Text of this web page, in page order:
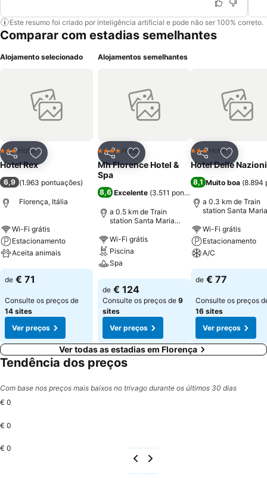
Este resumo foi criado por inteligência artificial e pode não ser 100% correto.
Comparar com estadias semelhantes
Alojamento selecionado
PartilharAdicionar aos favoritos
3 Estrelas
Hotel
Hotel Rex
6,9 (1.963 pontuações)
Florença, Itália
Wi-Fi grátis
Estacionamento
Aceita animais
Ver preços
de € 71
Consulte os preços de
14 sites
Ver preços
Alojamentos semelhantes
PartilharAdicionar aos favoritos
4 EstrelasHotel
Mh Florence Hotel &
Spa
8,6 Excelente (3.511 pontuações
a 0.5 km de Train
station Santa Maria
Wi-Fi grátis
Piscina
Spa
Ver preços
de € 124
Consulte os preços de 9
sites
Ver preços
Partilhar
3 Estrelas
Hotel
Hotel Delle Nazioni
8,1 Muito boa (8.894
a 0.3 km de Train
station Santa Maria
Wi-Fi grátis
Estacionamento
A/C
Ver preços
de € 77
Consulte os preços
16 sites
Ver preços
Ver todas as estadias em Florença
Tendência dos preços
Com base nos preços mais baixos no trivago durante os últimos 30 dias
€ 0
€ 0
€ 0